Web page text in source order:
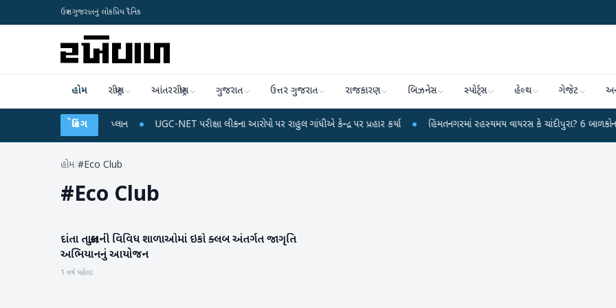
ઉત્તર ગુજરાતનું લોકપ્રિય દૈનિક
હોમ રાષ્ટ્રીય આંતરરાષ્ટ્રીય ગુજરાત ઉત્તર ગુજરાત રાજકારણ બિઝનેસ સ્પોર્ટ્સ હેલ્થ ગેજેટ
બ્રેકિંગ
રિચાર્જ અને ડેટા પ્લાન UGC-NET પરીક્ષા લીકના આરોપો પર રાહુલ ગાંધીએ કેન્દ્ર પર પ્રહાર કર્યા ● હિંમતનગરમાં રહસ્યમય વાયરસ કે ચાંદીપુરા? 6 બાળકોના મોતથી
હોમ/#Eco Club
#Eco Club
બનાસકાંઠા
દાંતા તાલુકાની વિવિધ શાળાઓમાં ઇકો ક્લબ અંતર્ગત જાગૃતિ
અભિયાનનું આયોજન
1 વર્ષ પહેલા